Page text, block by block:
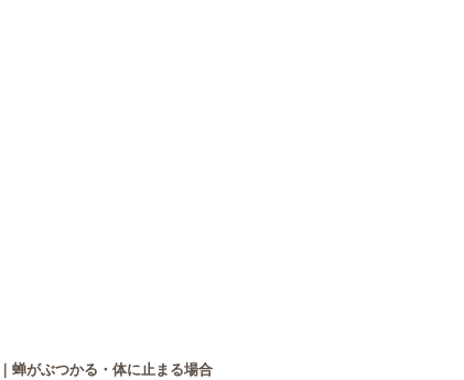
蝉がぶつかる・体に止まる場合